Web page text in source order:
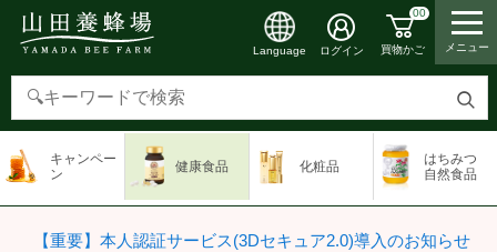
検
す
Language ログイン
00
買物かご メニュー
キャンペー
ン
健康食品 化粧品
はちみつ
自然食品
【重要】本人認証サービス(3Dセキュア2.0)導入のお知らせ